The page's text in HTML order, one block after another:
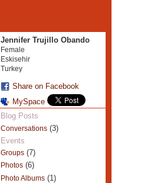
Jennifer Trujillo Obando
Female
Eskisehir
Turkey
Share on Facebook
MySpace
Blog Posts
Conversations(3)
Events
Groups(7)
Photos(6)
Photo Albums(1)